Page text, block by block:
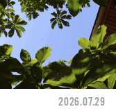
2026.07.29